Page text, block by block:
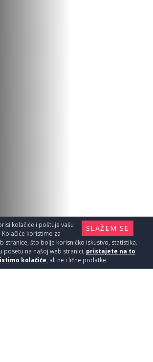
SLAŽEM SE
kolačiće i poštuje vašu
koristimo za
stranice, što bolje korisničko iskustvo, statistika.
posetu na našoj web stranici, pristajete na to
kolačiće, ali ne i lične podatke.